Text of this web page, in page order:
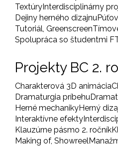
TextúryInterdisciplinárny
Dejiny herného dizajnu
Tutoriál, Greenscreen
Spolupráca so študentmi
Projekty BC 2.
Charakterová 3D animácia
Dramaturgia príbehu
Herné mechanikyHerný
Interaktívne efekty
Klauzúrne pásmo 2. ročník
Making of, Showreel